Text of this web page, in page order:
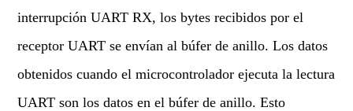
interrupción UART RX, los bytes recibidos por el
receptor UART se envían al búfer de anillo. Los datos
obtenidos cuando el microcontrolador ejecuta la lectura
UART son los datos en el búfer de anillo. Esto